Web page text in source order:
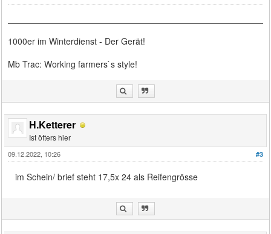
1000er im Winterdienst - Der Gerät!
Mb Trac: Working farmers`s style!
H.Ketterer
Ist öfters hier
#3
09.12.2022, 10:26
im Schein/ brief steht 17,5x 24 als Reifengrösse